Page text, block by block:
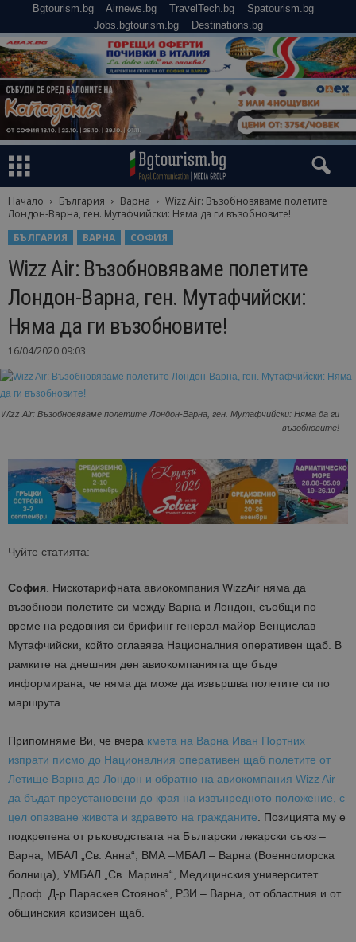
Bgtourism.bg Airnews.bg TravelTech.bg
Spatourism.bg
Jobs.bgtourism.bg
Destinations.bg
Начало България Варна
Wizz Air: Възобновяваме полетите
Лондон-Варна, ген. Мутафчийски: Няма да ги възобновите!
БЪЛГАРИЯ
ВАРНА СОФИЯ
Wizz Air: Възобновяваме полетите
Лондон-Варна, ген. Мутафчийски:
Няма да ги възобновите!
16/04/2020 09:03
Wizz Air: Възобновяваме полетите Лондон-Варна, ген. Мутафчийски: Няма да ги
възобновите!
Чуйте статията:
София. Нискотарифната авиокомпания WizzAir няма да
възобнови полетите си между Варна и Лондон, съобщи по
време на редовния си брифинг генерал-майор Венцислав
Мутафчийски, който оглавява Националния оперативен щаб. В
рамките на днешния ден авиокомпанията ще бъде
информирана, че няма да може да извършва полетите си по
маршрута.
Припомняме Ви, че вчера кмета на Варна Иван Портних
изпрати писмо до Националния оперативен щаб полетите от
Летище Варна до Лондон и обратно на авиокомпания Wizz Air
да бъдат преустановени до края на извънредното положение, с
цел опазване живота и здравето на гражданите. Позицията му е
подкрепена от ръководствата на Български лекарски съюз –
Варна, МБАЛ „Св. Анна“, ВМА –МБАЛ – Варна (Военноморска
болница), УМБАЛ „Св. Марина“, Медицинския университет
„Проф. Д-р Параскев Стоянов“, РЗИ – Варна, от областния и от
общинския кризисен щаб.